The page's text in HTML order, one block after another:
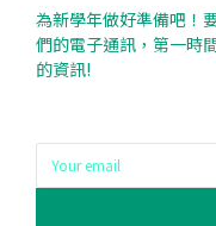
為新學年做好準備吧！
們的電子通訊，第一時
的資訊!